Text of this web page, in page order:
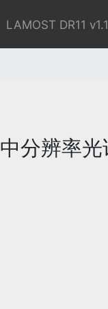
LAMOST DR11 v1.1
中分辨率